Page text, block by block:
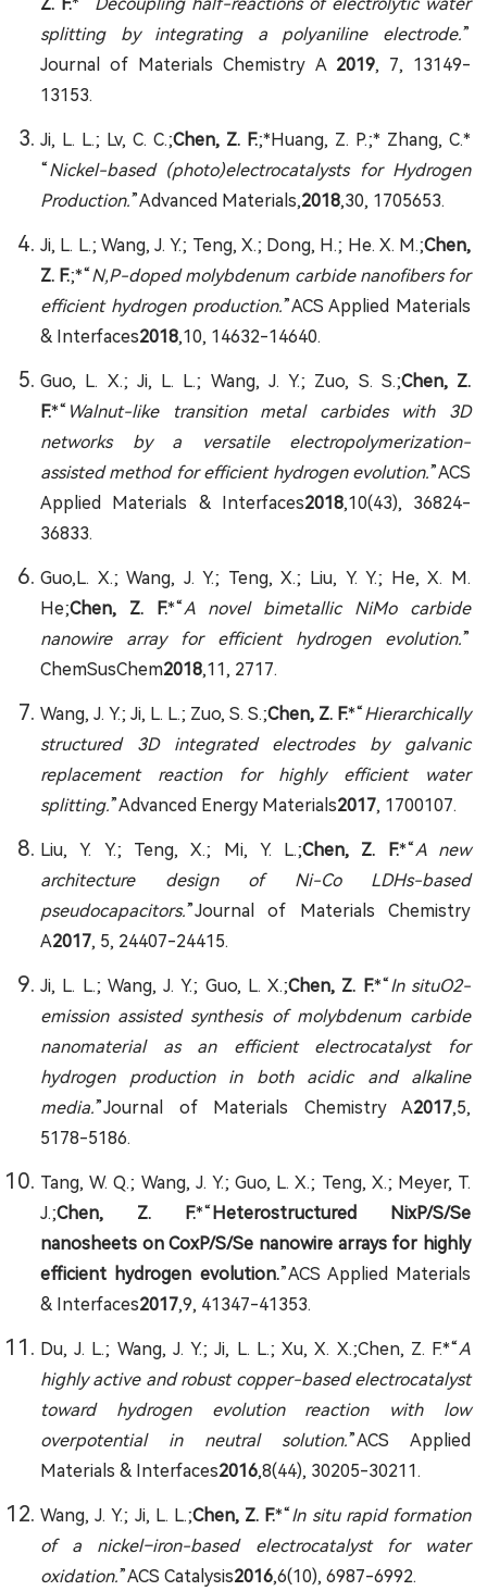
splitting by integrating a polyaniline electrode.”
Journal of Materials Chemistry A 2019, 7, 13149-
13153.
Ji, L. L.; Lv, C. C.;Chen, Z. F.;*Huang, Z. P.;* Zhang, C.*
“Nickel-based (photo)electrocatalysts for Hydrogen
Production.”Advanced Materials,2018,30, 1705653.
Ji, L. L.; Wang, J. Y.; Teng, X.; Dong, H.; He. X. M.;Chen,
Z. F.;*“N,P-doped molybdenum carbide nanofibers for
efficient hydrogen production.”ACS Applied Materials
& Interfaces2018,10, 14632-14640.
Guo, L. X.; Ji, L. L.; Wang, J. Y.; Zuo, S. S.;Chen, Z.
F.*“ Walnut-like transition metal carbides with 3D
networks by a versatile electropolymerization-
assisted method for efficient hydrogen evolution.”ACS
Applied Materials & Interfaces2018,10(43), 36824-
36833.
Guo,L. X.; Wang, J. Y.; Teng, X.; Liu, Y. Y.; He, X. M.
He;Chen, Z. F.*“A novel bimetallic NiMo carbide
nanowire array for efficient hydrogen evolution.”
ChemSusChem2018,11, 2717.
Wang, J. Y.; Ji, L. L.; Zuo, S. S.;Chen, Z. F.*“Hierarchically
structured 3D integrated electrodes by galvanic
replacement reaction for highly efficient water
splitting.”Advanced Energy Materials2017, 1700107.
Liu, Y. Y.; Teng, X.; Mi, Y. L.;Chen, Z. F.*“A new
architecture design of Ni-Co LDHs-based
pseudocapacitors.”Journal of Materials Chemistry
A2017, 5, 24407-24415.
Ji, L. L.; Wang, J. Y.; Guo, L. X.;Chen, Z. F.*“In situO2-
emission assisted synthesis of molybdenum carbide
nanomaterial as an efficient electrocatalyst for
hydrogen production in both acidic and alkaline
media.”Journal of Materials Chemistry A2017,5,
5178-5186.
Tang, W. Q.; Wang, J. Y.; Guo, L. X.; Teng, X.; Meyer, T.
J.;Chen, Z. F.*“Heterostructured NixP/S/Se
nanosheets on CoxP/S/Se nanowire arrays for highly
efficient hydrogen evolution.”ACS Applied Materials
& Interfaces2017,9, 41347-41353.
Du, J. L.; Wang, J. Y.; Ji, L. L.; Xu, X. X.;Chen, Z. F.*“A
highly active and robust copper-based electrocatalyst
toward hydrogen evolution reaction with low
overpotential in neutral solution.”ACS Applied
Materials & Interfaces2016,8(44), 30205-30211.
Wang, J. Y.; Ji, L. L.;Chen, Z. F.*“In situ rapid formation
of a nickel−iron-based electrocatalyst for water
oxidation.”ACS Catalysis2016,6(10), 6987-6992.